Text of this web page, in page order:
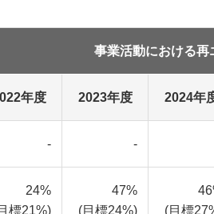
事業活動における再
年度 2023年度 2024年
- -
24%
標21%)
47%
(目標24%)
(目標